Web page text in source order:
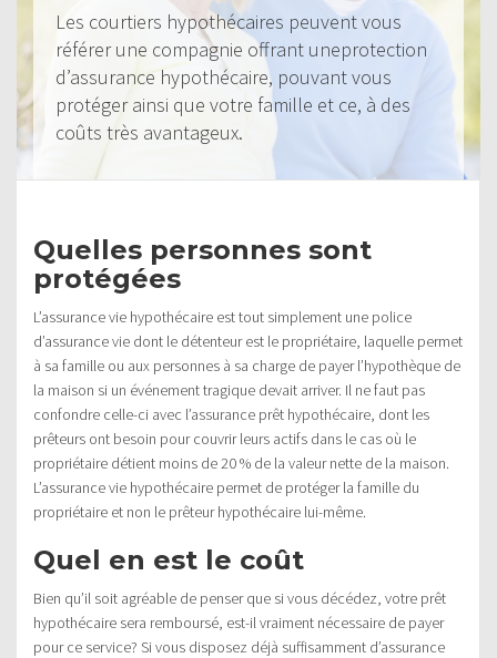
Les courtiers hypothécaires peuvent vous
référer une compagnie offrant uneprotection
d’assurance hypothécaire, pouvant vous
protéger ainsi que votre famille et ce, à des
coûts très avantageux.
Quelles personnes sont
protégées
L’assurance vie hypothécaire est tout simplement une police
d’assurance vie dont le détenteur est le propriétaire, laquelle permet
à sa famille ou aux personnes à sa charge de payer l’hypothèque de
la maison si un événement tragique devait arriver. Il ne faut pas
confondre celle-ci avec l’assurance prêt hypothécaire, dont les
prêteurs ont besoin pour couvrir leurs actifs dans le cas où le
propriétaire détient moins de 20 % de la valeur nette de la maison.
L’assurance vie hypothécaire permet de protéger la famille du
propriétaire et non le prêteur hypothécaire lui-même.
Quel en est le coût
Bien qu’il soit agréable de penser que si vous décédez, votre prêt
hypothécaire sera remboursé, est-il vraiment nécessaire de payer
pour ce service? Si vous disposez déjà suffisamment d’assurance